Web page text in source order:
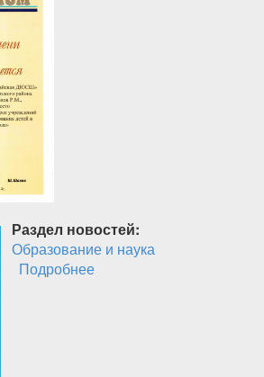
Раздел новостей:
Образование и наука
Подробнее